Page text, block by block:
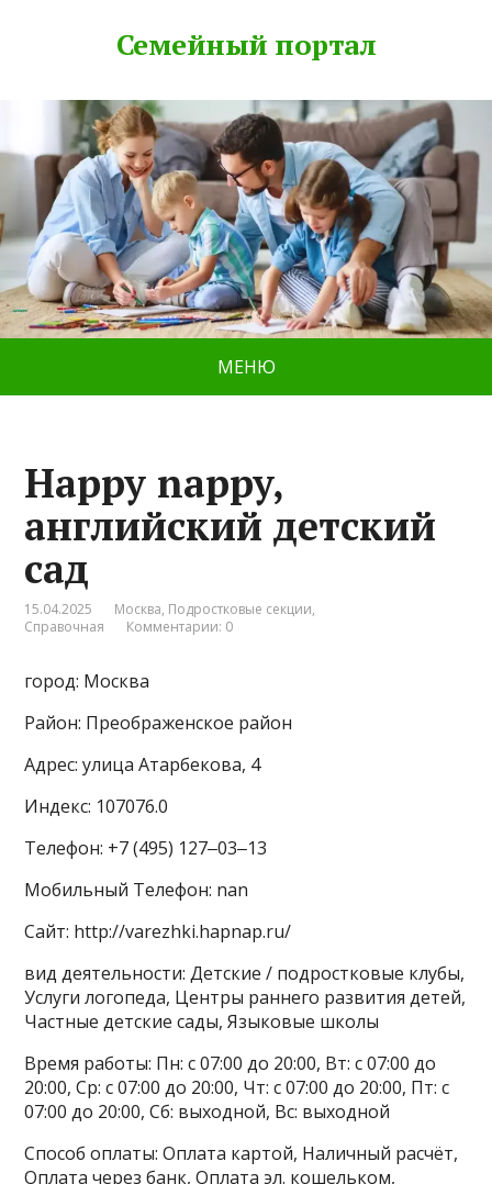
Семейный портал
МЕНЮ
Happy nappy,
английский детский
сад
15.04.2025 Москва, Подростковые секции,
Справочная
Комментарии: 0
город: Москва
Район: Преображенское район
Адрес: улица Атарбекова, 4
Индекс: 107076.0
Телефон: +7 (495) 127‒03‒13
Мобильный Телефон: nan
Сайт: http://varezhki.hapnap.ru/
вид деятельности: Детские / подростковые клубы,
Услуги логопеда, Центры раннего развития детей,
Частные детские сады, Языковые школы
Время работы: Пн: с 07:00 до 20:00, Вт: с 07:00 до
20:00, Ср: с 07:00 до 20:00, Чт: с 07:00 до 20:00, Пт: с
07:00 до 20:00, Сб: выходной, Вс: выходной
Способ оплаты: Оплата картой, Наличный расчёт,
Оплата через банк, Оплата эл. кошельком,